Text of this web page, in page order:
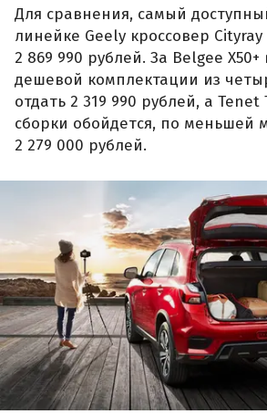
Для сравнения, самый
линейке Geely кроссовер
2 869 990 рублей. За Belgee X50+
дешевой комплектации из
отдать 2 319 990 рублей, а Tenet
сборки обойдется, по меньшей
2 279 000 рублей.